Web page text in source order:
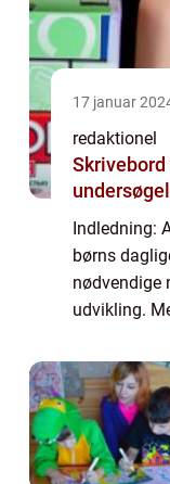
17 januar
redaktionel
Indledning:
børns
udvikling.
sunde,